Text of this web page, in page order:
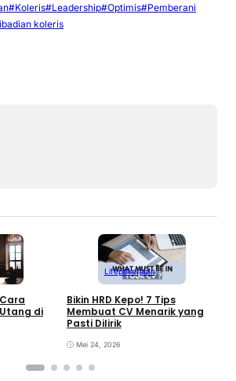
#Koleris#Leadership#Optimis#Pemberani
koleris
di
Lifepekerjaan
Bikin HRD Kepo! 7 Tips
Membuat CV Menarik yang
Pasti Dilirik
Mei 24, 2026